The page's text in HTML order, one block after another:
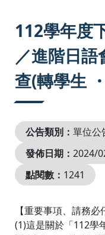
112學年度
／進階日
查(轉學生
公告類別： 單位公
發佈日期： 2024/
點閱數： 1241
【重要事項、請務必
(1)這是關於「112學